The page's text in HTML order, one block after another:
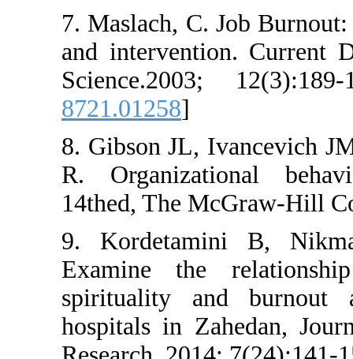
7. Maslach, C. Job
and intervention.
Science.2003;
8721.01258
8. Gibson JL,
R.
14thed, The
9. Kordetamini
Examine the
spirituality and
hospitals in